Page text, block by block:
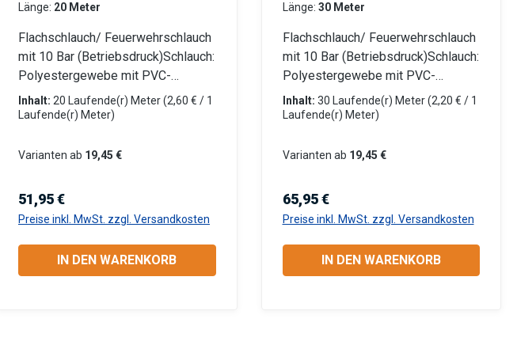
Länge: 20 Meter
Flachschlauch/ Feuerwehrschlauch
mit 10 Bar (Betriebsdruck)Schlauch:
Polyestergewebe mit PVC-
Innenschicht Beidseitig mit LM-
Storz-Kupplungen (Aluminium)
oder Schmutzwasserpumpen
Industrie: Gewerbe, Garten- und
Landschaftsbau, Baugewerbe,
Landwirtschaft, Kommunen,
Privatanwender Information zur
Inhalt: 20 Laufende(r) Meter(2,60 € / 1
Laufende(r) Meter)
Varianten ab 19,45 €
Regulärer Preis:
51,95 €
Preise inkl. MwSt. zzgl. Versandkosten
IN DEN WARENKORB
Länge: 30 Meter
Flachschlauch/ Feuerwehrschlauch
mit 10 Bar (Betriebsdruck)Schlauch:
Polyestergewebe mit PVC-
Innenschicht Beidseitig mit LM-
Storz-Kupplungen (Aluminium)
oder Schmutzwasserpumpen
Industrie: Gewerbe, Garten- und
Landschaftsbau, Baugewerbe,
Landwirtschaft, Kommunen,
Privatanwender Information zur
Inhalt: 30 Laufende(r) Meter(2,20 € / 1
Laufende(r) Meter)
Varianten ab 19,45 €
Regulärer Preis:
65,95 €
Preise inkl. MwSt. zzgl. Versandkosten
IN DEN WARENKORB